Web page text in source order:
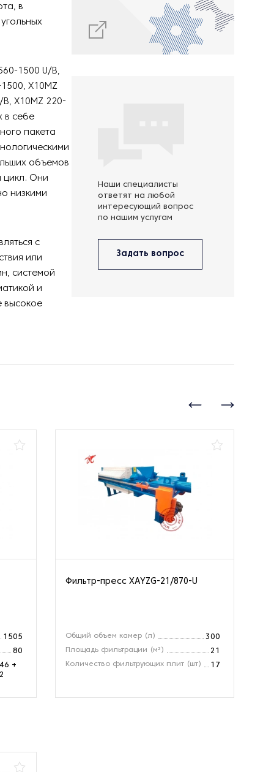
в
1500 U/B,
X10MZ
X10MZ 220-
в себе
пакета
объемов
цикл. Они
низкими
с
или
системой
и
высокое
Наши специалисты
ответят на любой
интересующий вопрос
по нашим услугам
Задать вопрос
1505
80
46 +
2
Фильтр-пресс XAYZG-21/870-U
Общий объем камер (л)
300
Площадь фильтрации (м²)
21
Количество фильтрующих плит (шт)
17